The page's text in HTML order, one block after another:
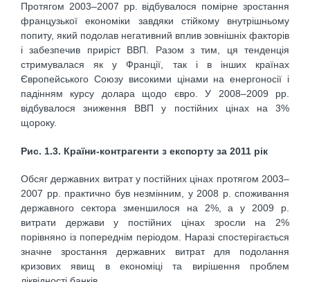
Протягом 2003–2007 рр. відбувалося помірне зростання
французької економіки завдяки стійкому внутрішньому
попиту, який подолав негативний вплив зовнішніх факторів
і забезпечив приріст ВВП. Разом з тим, ця тенденція
стримувалася як у Франції, так і в інших країнах
Європейського Союзу високими цінами на енергоносії і
падінням курсу долара щодо євро. У 2008–2009 рр.
відбувалося зниження ВВП у постійних цінах на 3%
щороку.
Рис. 1.3. Країни-контрагенти з експорту за 2011 рік
Обсяг державних витрат у постійних цінах протягом 2003–
2007 рр. практично був незмінним, у 2008 р. споживання
державного сектора зменшилося на 2%, а у 2009 р.
витрати держави у постійних цінах зросли на 2%
порівняно із попереднім періодом. Наразі спостерігається
значне зростання державних витрат для подолання
кризових явищ в економіці та вирішення проблем